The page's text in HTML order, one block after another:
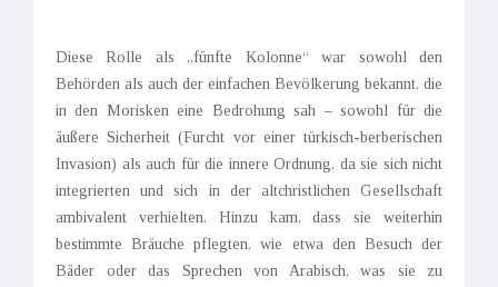
Diese Rolle als „fünfte Kolonne“ war sowohl den
Behörden als auch der einfachen Bevölkerung bekannt, die
in den Morisken eine Bedrohung sah – sowohl für die
äußere Sicherheit (Furcht vor einer türkisch-berberischen
Invasion) als auch für die innere Ordnung, da sie sich nicht
integrierten und sich in der altchristlichen Gesellschaft
ambivalent verhielten. Hinzu kam, dass sie weiterhin
bestimmte Bräuche pflegten, wie etwa den Besuch der
Bäder oder das Sprechen von Arabisch, was sie zu